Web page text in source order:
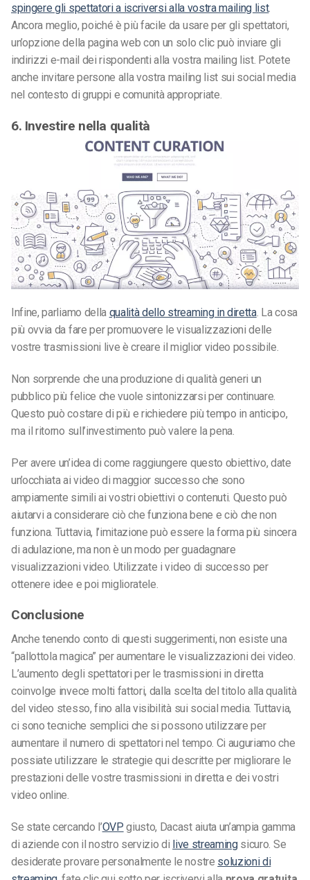
spingere gli spettatori a iscriversi alla vostra mailing list.
Ancora meglio, poiché è più facile da usare per gli spettatori,
un’opzione della pagina web con un solo clic può inviare gli
indirizzi e-mail dei rispondenti alla vostra mailing list. Potete
anche invitare persone alla vostra mailing list sui social media
nel contesto di gruppi e comunità appropriate.
6. Investire nella qualità
Infine, parliamo della qualità dello streaming in diretta. La cosa
più ovvia da fare per promuovere le visualizzazioni delle
vostre trasmissioni live è creare il miglior video possibile.
Non sorprende che una produzione di qualità generi un
pubblico più felice che vuole sintonizzarsi per continuare.
Questo può costare di più e richiedere più tempo in anticipo,
ma il ritorno sull’investimento può valere la pena.
Per avere un’idea di come raggiungere questo obiettivo, date
un’occhiata ai video di maggior successo che sono
ampiamente simili ai vostri obiettivi o contenuti. Questo può
aiutarvi a considerare ciò che funziona bene e ciò che non
funziona. Tuttavia, l’imitazione può essere la forma più sincera
di adulazione, ma non è un modo per guadagnare
visualizzazioni video. Utilizzate i video di successo per
ottenere idee e poi miglioratele.
Conclusione
Anche tenendo conto di questi suggerimenti, non esiste una
“pallottola magica” per aumentare le visualizzazioni dei video.
L’aumento degli spettatori per le trasmissioni in diretta
coinvolge invece molti fattori, dalla scelta del titolo alla qualità
del video stesso, fino alla visibilità sui social media. Tuttavia,
ci sono tecniche semplici che si possono utilizzare per
aumentare il numero di spettatori nel tempo. Ci auguriamo che
possiate utilizzare le strategie qui descritte per migliorare le
prestazioni delle vostre trasmissioni in diretta e dei vostri
video online.
Se state cercando l’OVP giusto, Dacast aiuta un’ampia gamma
di aziende con il nostro servizio di live streamingsicuro. Se
desiderate provare personalmente le nostre soluzioni di